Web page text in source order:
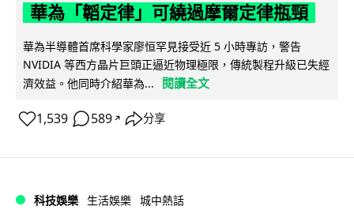
華為「韜定律」可繞過摩爾定律瓶頸
華為半導體首席科學家廖恒罕見接受近 5 小時專訪，警告
NVIDIA 等西方晶片巨頭正逼近物理極限，傳統製程升級已失經
濟效益。他同時介紹華為...
閱讀全文
1,539 589 ↗ 分享
科技娛樂 生活娛樂 城中熱話